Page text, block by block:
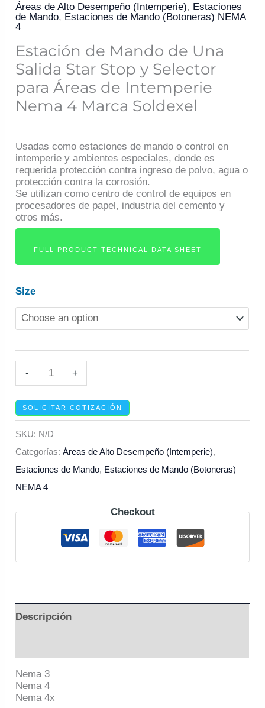
Áreas de Alto Desempeño (Intemperie), Estaciones
de Mando, Estaciones de Mando (Botoneras) NEMA
4
Estación de Mando de Una
Salida Star Stop y Selector
para Áreas de Intemperie
Nema 4 Marca Soldexel
Usadas como estaciones de mando o control en
intemperie y ambientes especiales, donde es
requerida protección contra ingreso de polvo, agua o
protección contra la corrosión.
Se utilizan como centro de control de equipos en
procesadores de papel, industria del cemento y
otros más.
FULL PRODUCT TECHNICAL DATA SHEET
Size
-
para
Áreas
de
Intemperie
Nema
4
Soldexel
cantidad
+
SOLICITAR COTIZACIÓN
SKU: N/D
Categorías:Áreas de Alto Desempeño (Intemperie),
Estaciones de Mando, Estaciones de Mando (Botoneras)
NEMA 4
Checkout
Descripción
Nema 3
Nema 4
Nema 4x